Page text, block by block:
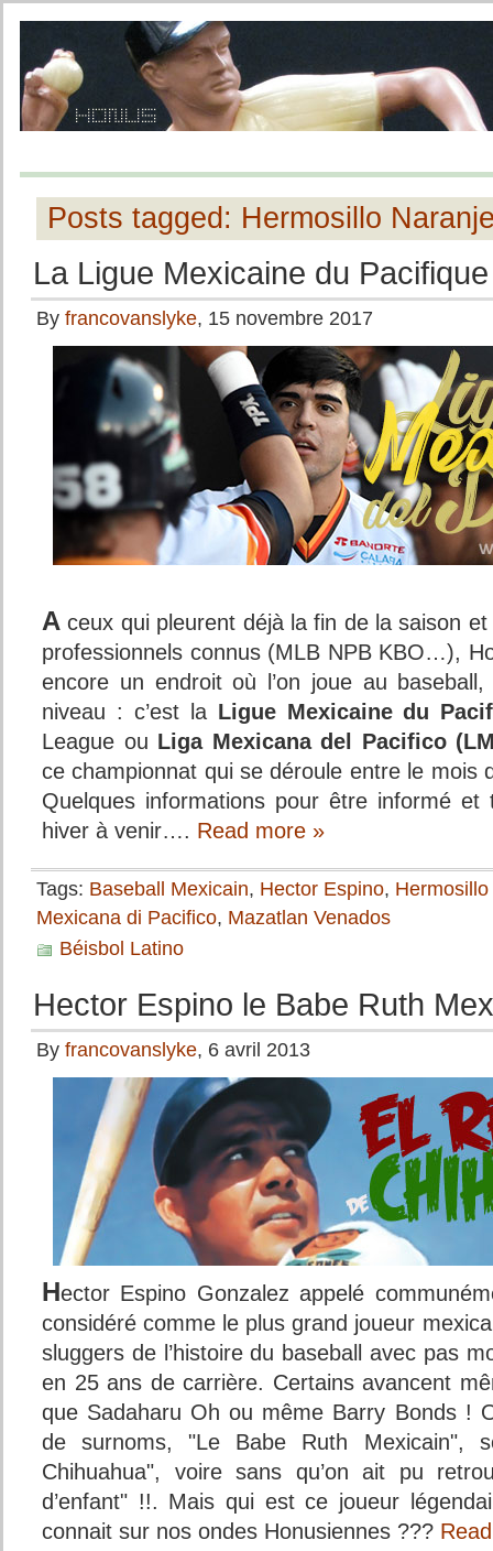
Posts tagged: Hermosillo
La Ligue Mexicaine du Pacifique
By francovanslyke, 15 novembre 2017
A ceux qui pleurent déjà la fin de la saison
professionnels connus (MLB NPB KBO…),
encore un endroit où l’on joue au
niveau : c’est la Ligue Mexicaine du
League ou Liga Mexicana del Pacifico
ce championnat qui se déroule entre le mois
Quelques informations pour être informé
hiver à venir…. Read more »
Tags: Baseball Mexicain, Hector Espino,
Mexicana di Pacifico, Mazatlan Venados
Béisbol Latino
Hector Espino le Babe Ruth
By francovanslyke, 6 avril 2013
Hector Espino Gonzalez appelé
considéré comme le plus grand joueur
sluggers de l’histoire du baseball avec pas
en 25 ans de carrière. Certains avancent
que Sadaharu Oh ou même Barry Bonds !
de surnoms, "Le Babe Ruth Mexicain",
Chihuahua", voire sans qu’on ait pu
d’enfant" !!. Mais qui est ce joueur
connait sur nos ondes Honusiennes ???